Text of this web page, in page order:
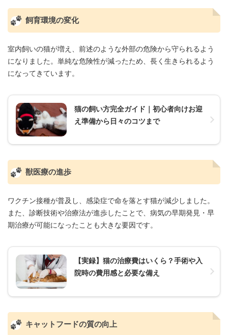
飼育環境の変化
室内飼いの猫が増え、前述のような外部の危険から守られるよう
になりました。単純な危険性が減ったため、長く生きられるよう
になってきています。
猫の飼い方完全ガイド｜初心者向けお迎
え準備から日々のコツまで
獣医療の進歩
ワクチン接種が普及し、感染症で命を落とす猫が減少しました。
また、診断技術や治療法が進歩したことで、病気の早期発見・早
期治療が可能になったことも大きな要因です。
【実録】猫の治療費はいくら？手術や入
院時の費用感と必要な備え
キャットフードの質の向上